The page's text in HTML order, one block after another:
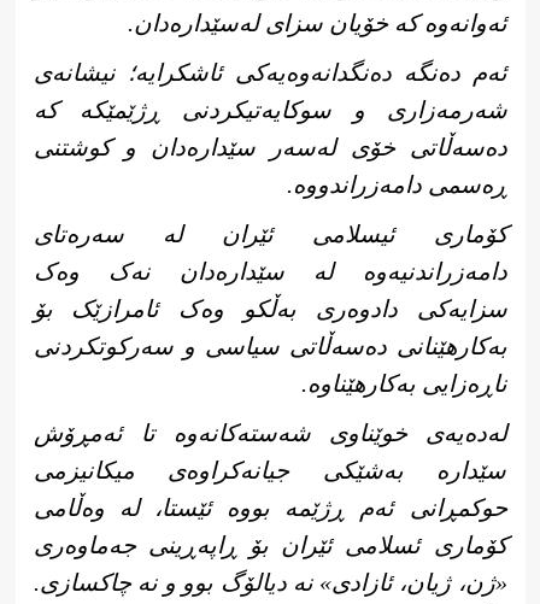
ئەوانەوە کە خۆیان سزای لەسێدارەدان.
ئەم دەنگە دەنگدانەوەیەکی ئاشکرایە؛ نیشانەی
شەرمەزاری و سوکایەتیکردنی ڕژێمێکە کە
دەسەڵاتی خۆی لەسەر سێدارەدان و کوشتنی
ڕەسمی دامەزراندووە.
کۆماری ئیسلامی ئێران لە سەرەتای
دامەزراندنیەوە لە سێدارەدان نەک وەک
سزایەکی دادوەری بەڵکو وەک ئامرازێک بۆ
بەکارهێنانی دەسەڵاتی سیاسی و سەرکوتکردنی
ناڕەزایی بەکارهێناوە.
لەدەیەی خوێناوی شەستەکانەوە تا ئەمڕۆش
سێدارە بەشێکی جیانەکراوەی میکانیزمی
حوکمڕانی ئەم ڕژێمە بووە ئێستا، لە وەڵامی
کۆماری ئسلامی ئێران بۆ ڕاپەڕینی جەماوەری
«ژن، ژیان، ئازادی» نە دیالۆگ بوو و نە چاکسازی.